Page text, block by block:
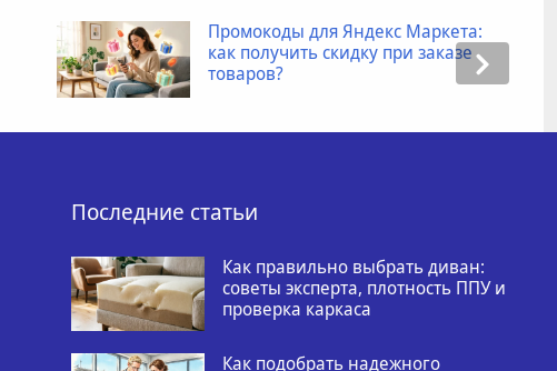
Промокоды для Яндекс Маркета:
как получить скидку при заказе
товаров?
Последние статьи
Как правильно выбрать диван:
советы эксперта, плотность ППУ и
проверка каркаса
Как подобрать надежного